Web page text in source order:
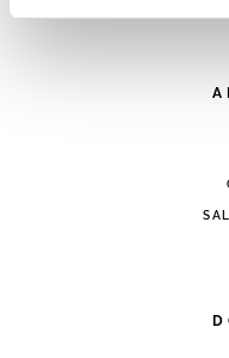
accedendo al link